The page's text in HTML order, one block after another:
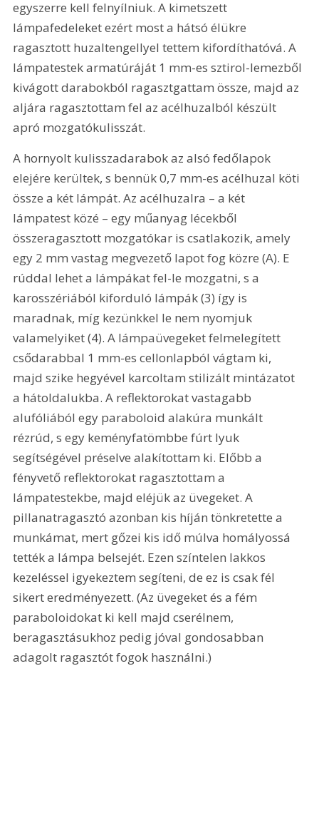
egyszerre kell felnyílniuk. A kimetszett
lámpafedeleket ezért most a hátsó élükre
ragasztott huzaltengellyel tettem kifordíthatóvá. A
lámpatestek armatúráját 1 mm-es sztirol-lemezből
kivágott darabokból ragasztgattam össze, majd az
aljára ragasztottam fel az acélhuzalból készült
apró mozgatókulisszát.
A hornyolt kulisszadarabok az alsó fedőlapok
elejére kerültek, s bennük 0,7 mm-es acélhuzal köti
össze a két lámpát. Az acélhuzalra – a két
lámpatest közé – egy műanyag lécekből
összeragasztott mozgatókar is csatlakozik, amely
egy 2 mm vastag megvezető lapot fog közre (A). E
rúddal lehet a lámpákat fel-le mozgatni, s a
karosszériából kiforduló lámpák (3) így is
maradnak, míg kezünkkel le nem nyomjuk
valamelyiket (4). A lámpaüvegeket felmelegített
csődarabbal 1 mm-es cellonlapból vágtam ki,
majd szike hegyével karcoltam stilizált mintázatot
a hátoldalukba. A reflektorokat vastagabb
alufóliából egy paraboloid alakúra munkált
rézrúd, s egy keményfatömbbe fúrt lyuk
segítségével préselve alakítottam ki. Előbb a
fényvető reflektorokat ragasztottam a
lámpatestekbe, majd eléjük az üvegeket. A
pillanatragasztó azonban kis híján tönkretette a
munkámat, mert gőzei kis idő múlva homályossá
tették a lámpa belsejét. Ezen színtelen lakkos
kezeléssel igyekeztem segíteni, de ez is csak fél
sikert eredményezett. (Az üvegeket és a fém
paraboloidokat ki kell majd cserélnem,
beragasztásukhoz pedig jóval gondosabban
adagolt ragasztót fogok használni.)